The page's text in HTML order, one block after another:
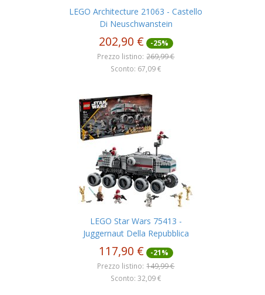
LEGO Architecture 21063 - Castello
Di Neuschwanstein
202,90 € -25%
Prezzo listino: 269,99 €
Sconto: 67,09 €
LEGO Star Wars 75413 -
Juggernaut Della Repubblica
117,90 € -21%
Prezzo listino: 149,99 €
Sconto: 32,09 €